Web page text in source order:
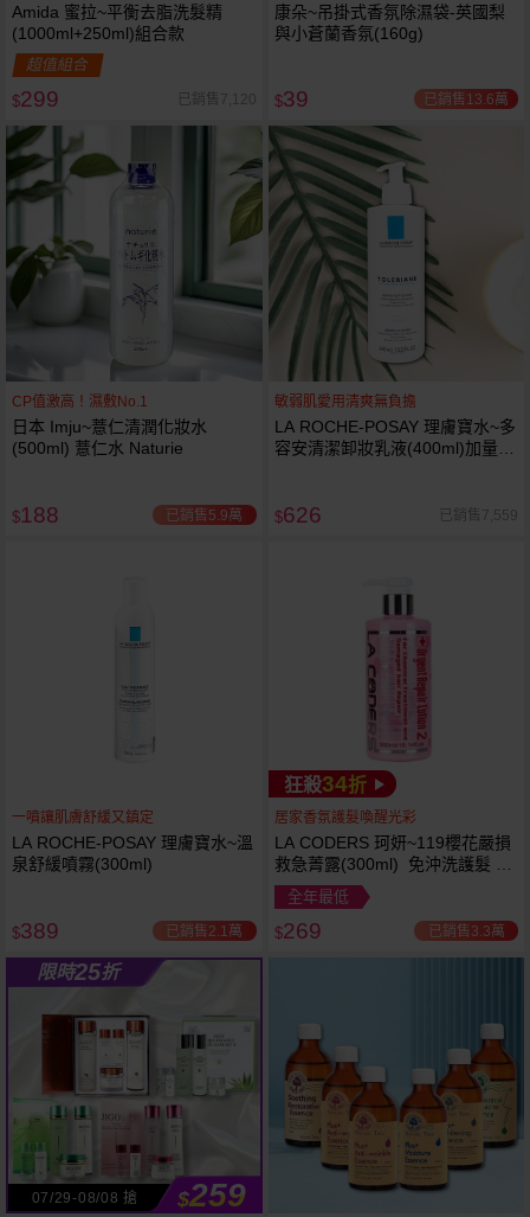
Amida 蜜拉~平衡去脂洗髮精
(1000ml+250ml)組合款
超值組合
$299 已銷售7,120
康朵~吊掛式香氛除濕袋-英國梨
與小蒼蘭香氛(160g)
$39 已銷售13.6萬
CP值激高！濕敷No.1
日本 Imju~薏仁清潤化妝水
(500ml) 薏仁水 Naturie
$188 已銷售5.9萬
敏弱肌愛用清爽無負擔
LA ROCHE-POSAY 理膚寶水~多
容安清潔卸妝乳液(400ml)加量
$626 已銷售7,559
一噴讓肌膚舒緩又鎮定
LA ROCHE-POSAY 理膚寶水~溫
泉舒緩噴霧(300ml)
$389 已銷售2.1萬
狂殺34折
居家香氛護髮喚醒光彩
LA CODERS 珂妍~119櫻花嚴損
救急菁露(300ml) 免沖洗護髮 蕾
舒法克
全年最低
$269 已銷售3.3萬
限時25折
07/29-08/08 搶 $259